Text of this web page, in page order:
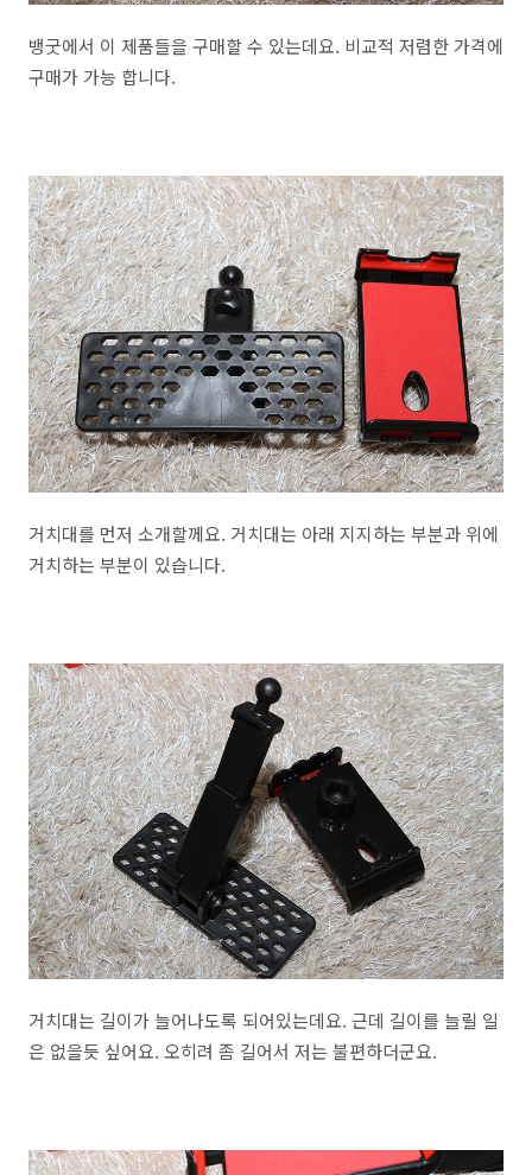
뱅굿에서 이 제품들을 구매할 수 있는데요. 비교적 저렴한 가격에
구매가 가능 합니다.
거치대를 먼저 소개할께요. 거치대는 아래 지지하는 부분과 위에
거치하는 부분이 있습니다.
거치대는 길이가 늘어나도록 되어있는데요. 근데 길이를 늘릴 일
은 없을듯 싶어요. 오히려 좀 길어서 저는 불편하더군요.